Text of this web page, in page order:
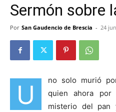
Sermón sobre
Por San Gaudencio de Brescia - 24
U
no solo murió
quien ahora
misterio del pan